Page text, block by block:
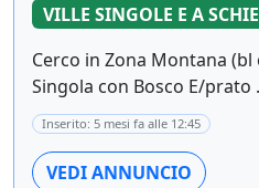
VILLE SINGOLE E A
Cerco in Zona Montana (bl
Singola con Bosco E/prato
Inserito: 5 mesi fa alle 12:45
VEDI ANNUNCIO